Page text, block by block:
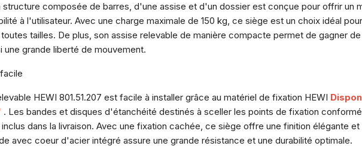
structure composée de barres, d'une assise et d'un dossier est conçue pour offrir un
à l'utilisateur. Avec une charge maximale de 150 kg, ce siège est un choix idéal
tailles. De plus, son assise relevable de manière compacte permet de gagner
une grande liberté de mouvement.
HEWI 801.51.207 est facile à installer grâce au matériel de fixation HEWI
. Les bandes et disques d'étanchéité destinés à sceller les points de fixation
dans la livraison. Avec une fixation cachée, ce siège offre une finition élégante et
avec coeur d'acier intégré assure une grande résistance et une durabilité optimale.